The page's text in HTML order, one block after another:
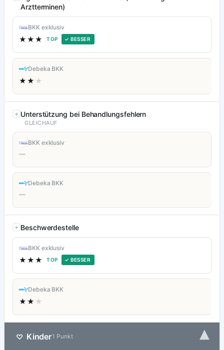
Arztterminen)
BKK exklusiv
★★★ TOP ✓ BESSER
Debeka BKK
★★ ★
Unterstützung bei Behandlungsfehlern
GLEICHAUF
BKK exklusiv
—
Debeka BKK
—
Beschwerdestelle
BKK exklusiv
★★★ TOP ✓ BESSER
Debeka BKK
★★ ★
♡ Kinder1 Punkt ▾